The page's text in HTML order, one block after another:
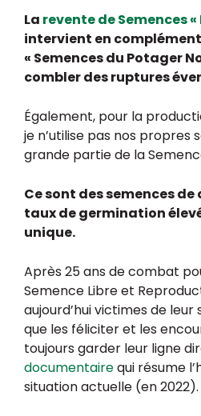
La revente de Semences
intervient en
« Semences du Potager
combler des ruptures
Également, pour la
je n’utilise pas nos propres
grande partie de la
Ce sont des semences
taux de germination
unique.
Après 25 ans de combat
Semence Libre et
aujourd’hui victimes de leur
que les féliciter et les
toujours garder leur ligne
documentairequi résume
situation actuelle (en 2022).